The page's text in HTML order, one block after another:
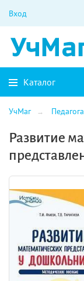
Вход
Каталог
УчМаг
Развитие